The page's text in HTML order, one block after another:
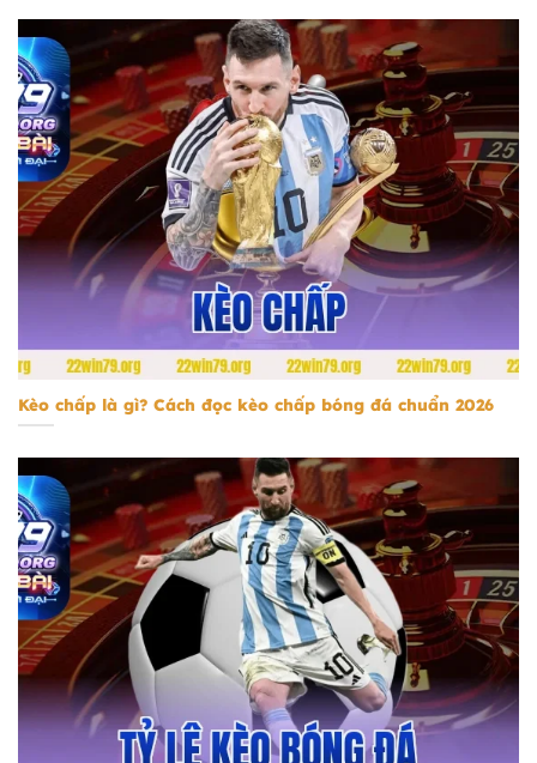
Kèo chấp là gì? Cách đọc kèo chấp bóng đá chuẩn 2026